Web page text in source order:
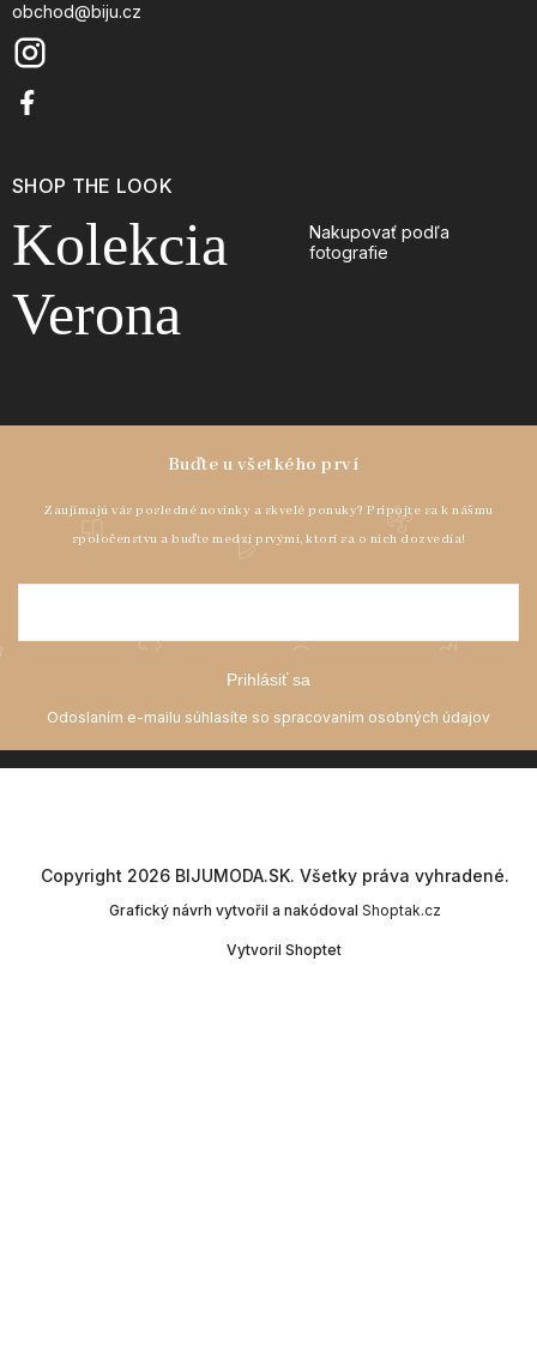
obchod@biju.cz
Prihlásiť sa
SHOP THE LOOK
Kolekcia
Verona
Nakupovať podľa
fotografie
Vytvoril Shoptet
Copyright 2026 BIJUMODA.SK. Všetky práva vyhradené.
Grafický návrh vytvořil a nakódoval Shoptak.cz